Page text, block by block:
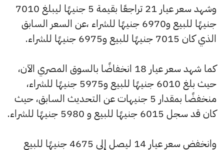
وشهد سعر عيار 21 تراجعًا بقيمة 5 جنيهًا ليبلغ 7010
جنيهًا للبيع و6970 جنيهًا للشراء ،عن السعر السابق
الذي كان 7015 جنيهًا للبيع و6975 جنيهًا للشراء.
كما شهد سعر عيار 18 انخفاضًا بالسوق المصري الآن،
حيث بلغ 6010 جنيهًا للبيع و5975 جنيهًا للشراء،
منخفضًا بمقدار 5 جنيهات عن التحديث السابق، حيث
كان قد سجل 6015 جنيهًا للبيع و 5980 جنيهًا للشراء.
وانخفض سعر عيار 14 ليصل إلى 4675 جنيهًا للبيع